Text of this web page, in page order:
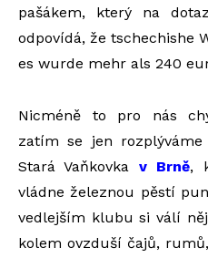
pašákem, který na
odpovídá, že tschechishe
es wurde mehr als 240
Nicméně to pro nás
zatím se jen
Stará Vaňkovka v Brně,
vládne železnou pěstí
vedlejším klubu si válí
kolem ovzduší čajů,